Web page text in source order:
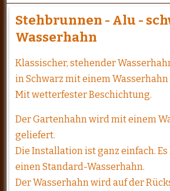
Stehbrunnen - Alu -
Wasserhahn
Klassischer, stehender
in Schwarz mit einem Wasserhahn
Mit wetterfester Beschichtung.
Der Gartenhahn wird mit einem
geliefert.
Die Installation ist ganz einfach.
einen Standard-Wasserhahn.
Der Wasserhahn wird auf der